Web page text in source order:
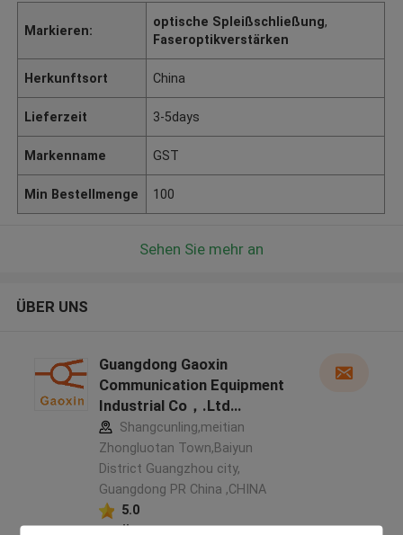
Markieren:
optische Spleißschließung,
Faseroptikverstärken
Herkunftsort China
Lieferzeit 3-5days
Markenname GST
Min Bestellmenge 100
Sehen Sie mehr an
ÜBER UNS
Guangdong Gaoxin
Communication Equipment
Industrial Co，.Ltd
Herstellerprofil
Shangcunling,meitian
Zhongluotan Town,Baiyun
District Guangzhou city,
Guangdong PR China ,CHINA
5.0